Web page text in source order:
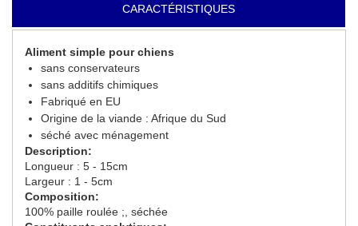
CARACTÉRISTIQUES
Aliment simple pour chiens
sans conservateurs
sans additifs chimiques
Fabriqué en EU
Origine de la viande : Afrique du Sud
séché avec ménagement
Description:
Longueur : 5 - 15cm
Largeur : 1 - 5cm
Composition:
100% paille roulée ;, séchée